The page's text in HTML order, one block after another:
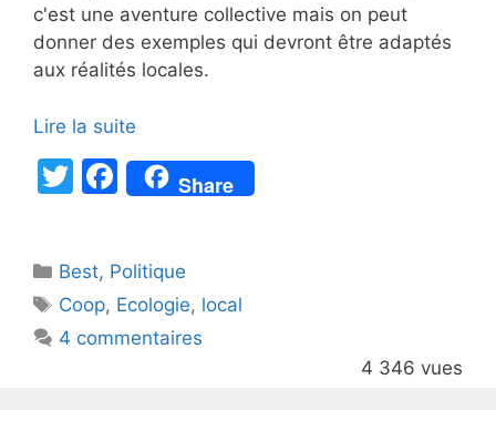
c'est une aventure collective mais on peut
donner des exemples qui devront être adaptés
aux réalités locales.
Lire la suite
T
er
F
a
e
b
o
Share
Catégories
Best, Politique
Étiquettes
Coop, Ecologie, local
4 commentaires
4 346 vues